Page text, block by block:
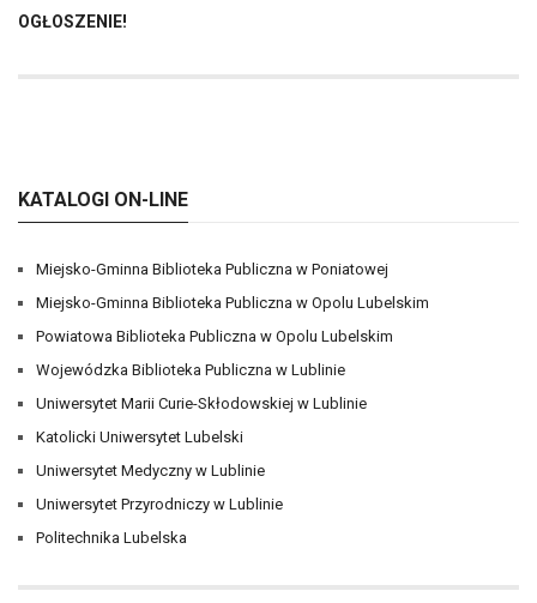
OGŁOSZENIE!
KATALOGI ON-LINE
Miejsko-Gminna Biblioteka Publiczna w Poniatowej
Miejsko-Gminna Biblioteka Publiczna w Opolu Lubelskim
Powiatowa Biblioteka Publiczna w Opolu Lubelskim
Wojewódzka Biblioteka Publiczna w Lublinie
Uniwersytet Marii Curie-Skłodowskiej w Lublinie
Katolicki Uniwersytet Lubelski
Uniwersytet Medyczny w Lublinie
Uniwersytet Przyrodniczy w Lublinie
Politechnika Lubelska